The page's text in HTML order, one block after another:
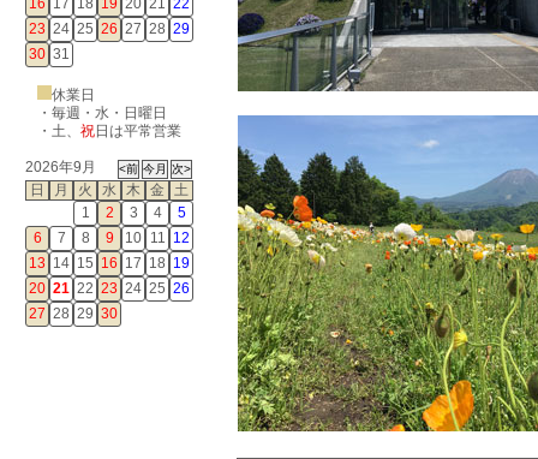
16 17 18 19 20 21 22
23 24 25 26 27 28 29
30 31
休業日
・毎週・水・日曜日
・ 土、 祝日は平常営業
2026年9月
日
月 火 水 木 金
土
1
2 3 4
5
6
7 8 9 10 11 12
13 14 15 16 17 18 19
20 21 22 23 24 25 26
27 28 29 30